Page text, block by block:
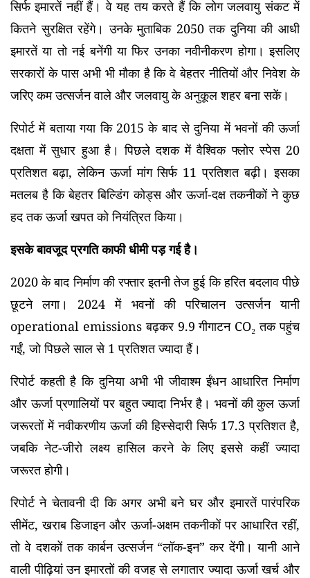
सिर्फ इमारतें नहीं हैं। वे यह तय करते हैं कि लोग जलवायु संकट में
कितने सुरक्षित रहेंगे। उनके मुताबिक 2050 तक दुनिया की आधी
इमारतें या तो नई बनेंगी या फिर उनका नवीनीकरण होगा। इसलिए
सरकारों के पास अभी भी मौका है कि वे बेहतर नीतियों और निवेश के
जरिए कम उत्सर्जन वाले और जलवायु के अनुकूल शहर बना सकें।
रिपोर्ट में बताया गया कि 2015 के बाद से दुनिया में भवनों की ऊर्जा
दक्षता में सुधार हुआ है। पिछले दशक में वैश्विक फ्लोर स्पेस 20
प्रतिशत बढ़ा, लेकिन ऊर्जा मांग सिर्फ 11 प्रतिशत बढ़ी। इसका
मतलब है कि बेहतर बिल्डिंग कोड्स और ऊर्जा-दक्ष तकनीकों ने कुछ
हद तक ऊर्जा खपत को नियंत्रित किया।
इसके बावजूद प्रगति काफी धीमी पड़ गई है।
2020 के बाद निर्माण की रफ्तार इतनी तेज हुई कि हरित बदलाव पीछे
छूटने लगा। 2024 में भवनों की परिचालन उत्सर्जन यानी
operational emissions बढ़कर 9.9 गीगाटन CO₂ तक पहुंच
गईं, जो पिछले साल से 1 प्रतिशत ज्यादा हैं।
रिपोर्ट कहती है कि दुनिया अभी भी जीवाश्म ईंधन आधारित निर्माण
और ऊर्जा प्रणालियों पर बहुत ज्यादा निर्भर है। भवनों की कुल ऊर्जा
जरूरतों में नवीकरणीय ऊर्जा की हिस्सेदारी सिर्फ 17.3 प्रतिशत है,
जबकि नेट-जीरो लक्ष्य हासिल करने के लिए इससे कहीं ज्यादा
जरूरत होगी।
रिपोर्ट ने चेतावनी दी कि अगर अभी बने घर और इमारतें पारंपरिक
सीमेंट, खराब डिजाइन और ऊर्जा-अक्षम तकनीकों पर आधारित रहीं,
तो वे दशकों तक कार्बन उत्सर्जन “लॉक-इन” कर देंगी। यानी आने
वाली पीढ़ियां उन इमारतों की वजह से लगातार ज्यादा ऊर्जा खर्च और